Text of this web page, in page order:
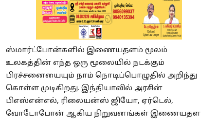
ஸ்மார்ட்போன்களில் இணையதளம் மூலம்
உலகத்தின் எந்த ஒரு மூலையில் நடக்கும்
பிரச்சனையையும் நாம் நொடிப்பொழுதில் அறிந்து
கொள்ள முடிகிறது. இந்தியாவில் அரசின்
பிஎஸ்என்எல், ரிலையன்ஸ் ஜியோ, ஏர்டெல்,
வோடோபோன் ஆகிய நிறுவனங்கள் இணையதள